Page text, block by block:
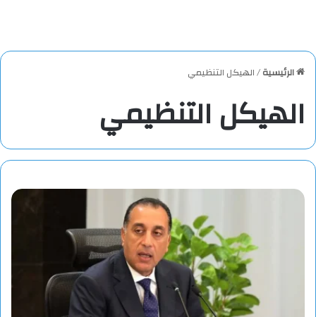
الرئيسية/الهيكل التنظيمي
الهيكل التنظيمي